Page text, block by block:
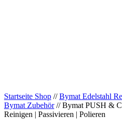
Startseite Shop //Bymat Edelstahl
Bymat Zubehör// Bymat PUSH &
Reinigen | Passivieren | Polieren